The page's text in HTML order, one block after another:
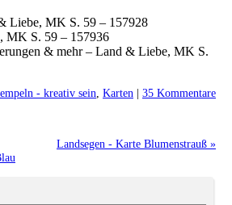
Liebe, MK S. 59 – 157928
MK S. 59 – 157936
& mehr – Land & Liebe, MK S.
- kreativ sein Karten | 35 Kommentare
Landsegen - Karte Blumenstrauß »